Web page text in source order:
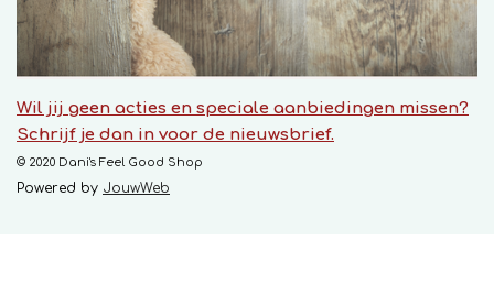
Wil jij geen acties en speciale aanbiedingen missen?
Schrijf je dan in voor de nieuwsbrief.
© 2020 Dani's Feel Good Shop
Powered by JouwWeb